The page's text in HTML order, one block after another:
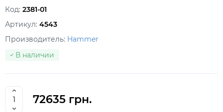
Код: 2381-01
Артикул: 4543
Производитель: Hammer
В наличии
72635 грн.